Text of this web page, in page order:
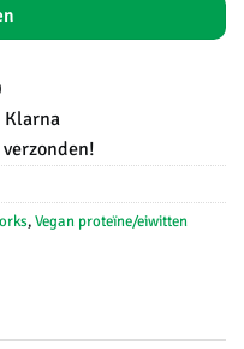
,Vegan proteïne/eiwitten